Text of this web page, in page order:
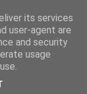
its services
user-agent are
and security
usage